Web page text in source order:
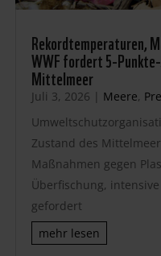
Rekordtemperaturen,
WWF fordert 5-
Mittelmeer
Juli 3, 2026 | Meere,
Zustand des
Maßnahmen gegen
Überfischung,
gefordert
mehr lesen